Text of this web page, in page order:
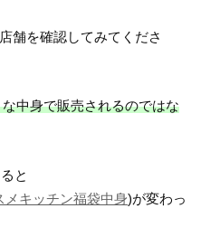
舗を確認してみてくださ
中身で販売されるのではな
と
メキッチン福袋中身)が変わっ